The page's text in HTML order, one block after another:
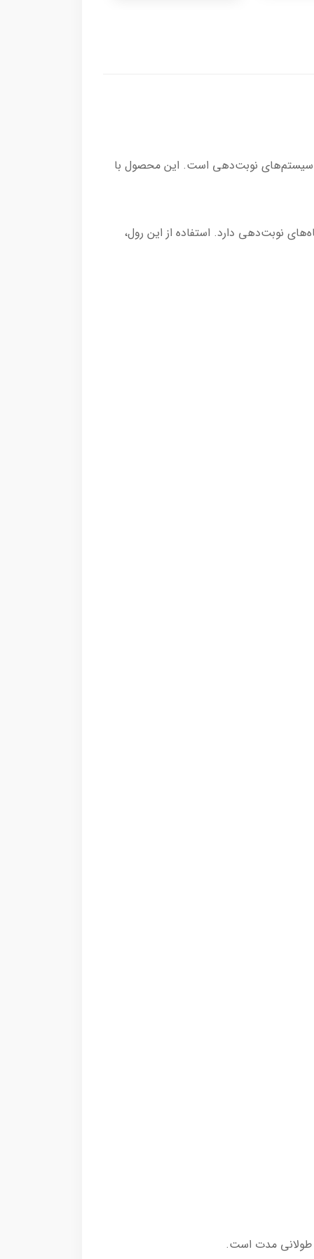
چاپ رسید مشتری و سیستم‌های نوبت‌دهی است. این محصول با
نوبت‌دهی دارد. استفاده از این رول،
طولانی مدت است.